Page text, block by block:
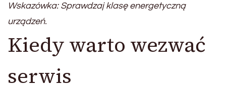
Wskazówka: Sprawdzaj klasę energetyczną
urządzeń.
Kiedy warto wezwać
serwis